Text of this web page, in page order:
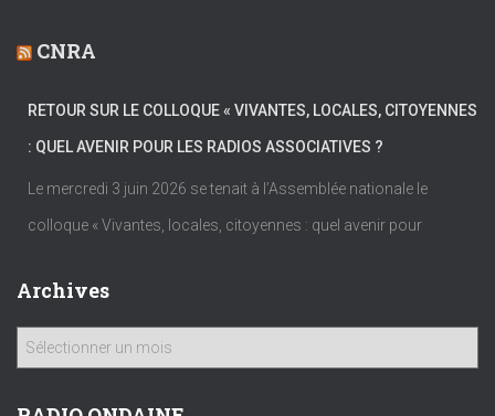
CNRA
RETOUR SUR LE COLLOQUE « VIVANTES, LOCALES, CITOYENNES
: QUEL AVENIR POUR LES RADIOS ASSOCIATIVES ?
Le mercredi 3 juin 2026 se tenait à l’Assemblée nationale le
colloque « Vivantes, locales, citoyennes : quel avenir pour
Archives
h